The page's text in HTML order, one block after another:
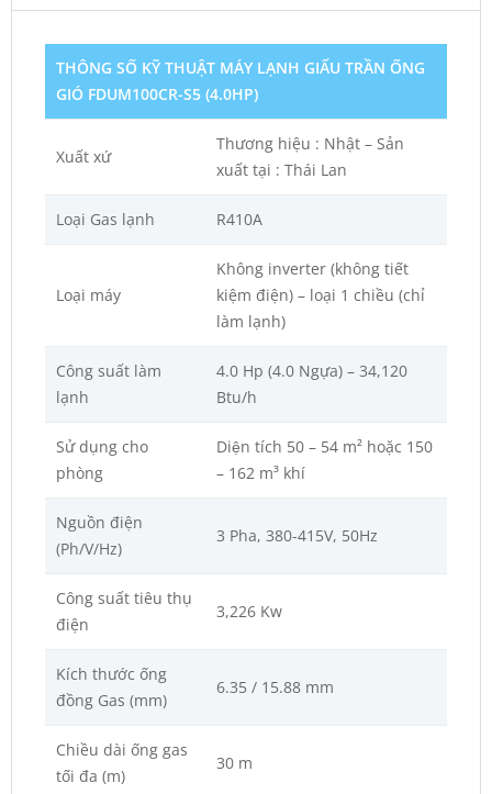
THÔNG SỐ KỸ THUẬT MÁY LẠNH GIẤU TRẦN ỐNG
GIÓ FDUM100CR-S5 (4.0HP)
Xuất xứ
Thương hiệu : Nhật – Sản
xuất tại : Thái Lan
Loại Gas lạnh R410A
Loại máy
Không inverter (không tiết
kiệm điện) – loại 1 chiều (chỉ
làm lạnh)
Công suất làm
lạnh
4.0 Hp (4.0 Ngựa) – 34,120
Btu/h
Sử dụng cho
phòng
Diện tích 50 – 54 m² hoặc 150
– 162 m³ khí
Nguồn điện
(Ph/V/Hz)
3 Pha, 380-415V, 50Hz
Công suất tiêu thụ
điện
3,226 Kw
Kích thước ống
đồng Gas (mm)
6.35 / 15.88 mm
Chiều dài ống gas
tối đa (m)
30 m